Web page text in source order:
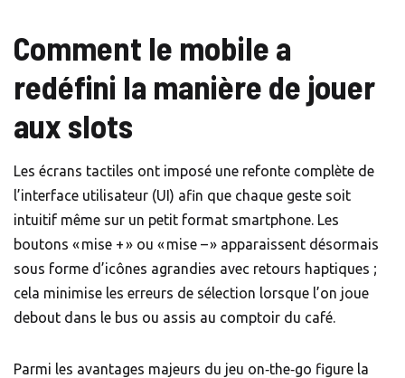
Comment le mobile a
redéfini la manière de jouer
aux slots
Les écrans tactiles ont imposé une refonte complète de
l’interface utilisateur (UI) afin que chaque geste soit
intuitif même sur un petit format smartphone. Les
boutons « mise + » ou « mise – » apparaissent désormais
sous forme d’icônes agrandies avec retours haptiques ;
cela minimise les erreurs de sélection lorsque l’on joue
debout dans le bus ou assis au comptoir du café.
Parmi les avantages majeurs du jeu on‑the‑go figure la